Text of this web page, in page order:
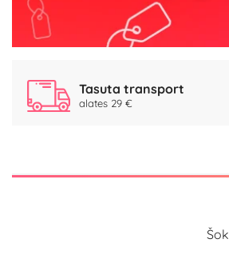
Tasuta transport
alates 29 €